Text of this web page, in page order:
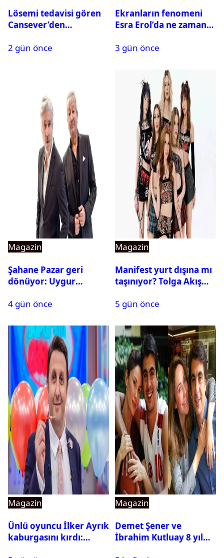
Lösemi tedavisi gören
Cansever’den
2 gün önce
Ekranların fenomeni
Esra Erol’da ne zaman
3 gün önce
Magazin
Şahane Pazar geri
dönüyor: Uygur
açıklama geldi
4 gün önce
Magazin
Manifest yurt dışına mı
taşınıyor? Tolga Akış
5 gün önce
Magazin
Ünlü oyuncu İlker Ayrık
kaburgasını kırdı:
Magazin
Demet Şener ve
İbrahim Kutluay 8 yıl